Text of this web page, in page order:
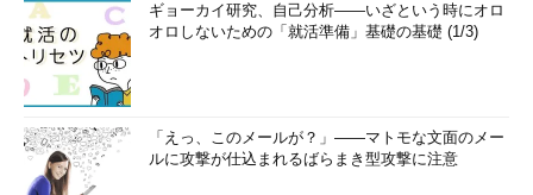
ギョーカイ研究、自己分析――いざという時にオロ
オロしないための「就活準備」基礎の基礎 (1/3)
「えっ、このメールが？」――マトモな文面のメー
ルに攻撃が仕込まれるばらまき型攻撃に注意